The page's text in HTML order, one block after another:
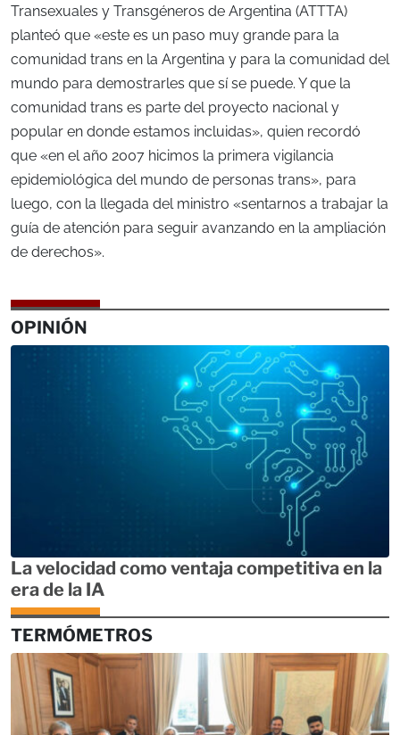
Transexuales y Transgéneros de Argentina (ATTTA)
planteó que «este es un paso muy grande para la
comunidad trans en la Argentina y para la comunidad del
mundo para demostrarles que sí se puede. Y que la
comunidad trans es parte del proyecto nacional y
popular en donde estamos incluidas», quien recordó
que «en el año 2007 hicimos la primera vigilancia
epidemiológica del mundo de personas trans», para
luego, con la llegada del ministro «sentarnos a trabajar la
guía de atención para seguir avanzando en la ampliación
de derechos».
OPINIÓN
La velocidad como ventaja competitiva en la
era de la IA
TERMÓMETROS